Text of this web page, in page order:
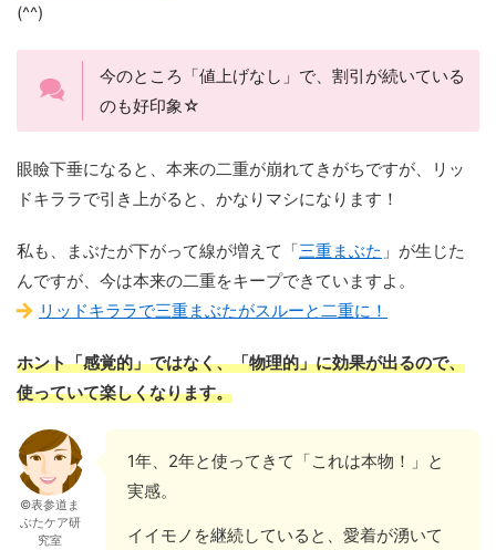
(^^)
今のところ「値上げなし」で、割引が続いている
のも好印象☆
眼瞼下垂になると、本来の二重が崩れてきがちですが、リッ
ドキララで引き上がると、かなりマシになります！
私も、まぶたが下がって線が増えて「三重まぶた 」が生じた
んですが、今は本来の二重をキープできていますよ。
リッドキララで三重まぶたがスルーと二重に！
ホント「感覚的」ではなく、「物理的」に効果が出るので、
使っていて楽しくなります。
©表参道ま
ぶたケア研
究室
1年、2年と使ってきて「これは本物！」と
実感。
イイモノを継続していると、愛着が湧いて